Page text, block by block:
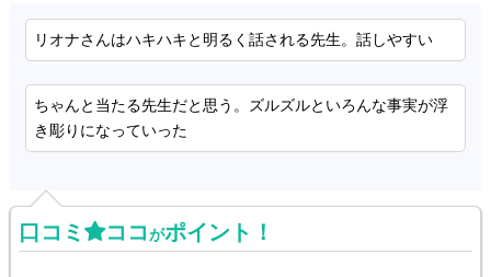
リオナさんはハキハキと明るく話される先生。話しやすい
ちゃんと当たる先生だと思う。ズルズルといろんな事実が浮
き彫りになっていった
口コミ ココがポイント！